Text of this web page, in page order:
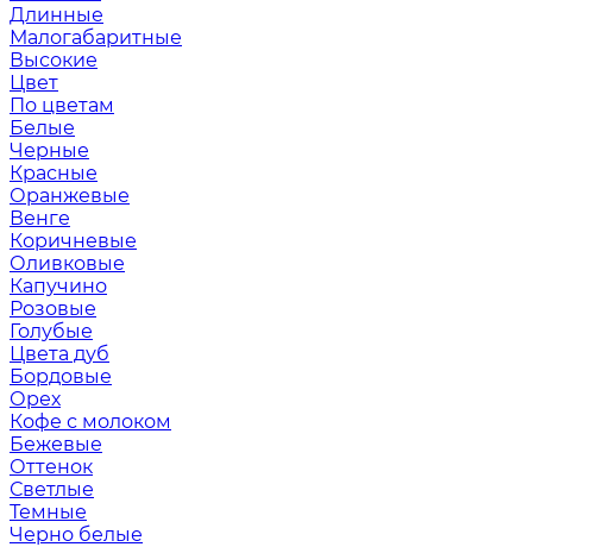
Длинные
Малогабаритные
Высокие
Цвет
По цветам
Белые
Черные
Красные
Оранжевые
Венге
Коричневые
Оливковые
Капучино
Розовые
Голубые
Цвета дуб
Бордовые
Орех
Кофе с молоком
Бежевые
Оттенок
Светлые
Темные
Черно белые